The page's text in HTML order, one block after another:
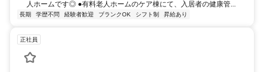
人ホームです◎ ●有料老人ホームのケア棟にて、入居者の健康管...
長期 学歴不問 経験者歓迎 ブランクOK シフト制 昇給あり
正社員